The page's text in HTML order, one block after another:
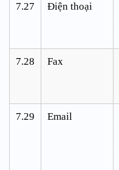
7.27 Điện thoại
7.28 Fax
7.29 Email